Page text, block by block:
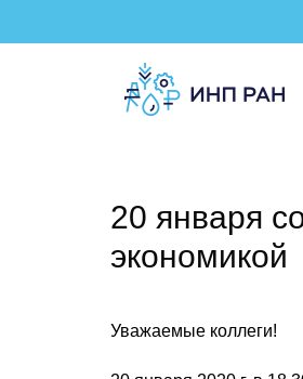
20 января
экономикой
Уважаемые коллеги!